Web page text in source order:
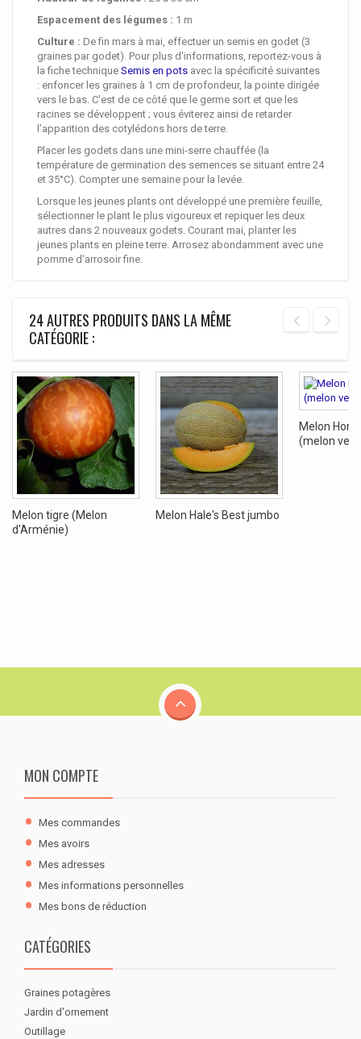
Espacement des légumes : 1 m
Culture : De fin mars à mai, effectuer un semis en godet (3
graines par godet). Pour plus d'informations, reportez-vous à
la fiche technique Semis en pots avec la spécificité suivantes
: enfoncer les graines à 1 cm de profondeur, la pointe dirigée
vers le bas. C'est de ce côté que le germe sort et que les
racines se développent ; vous éviterez ainsi de retarder
l’apparition des cotylédons hors de terre.
Placer les godets dans une mini-serre chauffée ( la
température de germination des semences se situant entre 24
et 35°C). Compter une semaine pour la levée.
Lorsque les jeunes plants ont développé une première feuille,
sélectionner le plant le plus vigoureux et repiquer les deux
autres dans 2 nouveaux godets. Courant mai, planter les
jeunes plants en pleine terre. Arrosez abondamment avec une
pomme d'arrosoir fine.
24 AUTRES PRODUITS DANS LA MÊME
CATÉGORIE :
Melon tigre (Melon
d'Arménie)
Melon Hale's Best jumbo
Melon
(melon vert)
MON COMPTE
Mes commandes
Mes avoirs
Mes adresses
Mes informations personnelles
Mes bons de réduction
CATÉGORIES
Graines potagères
Jardin d'ornement
Outillage